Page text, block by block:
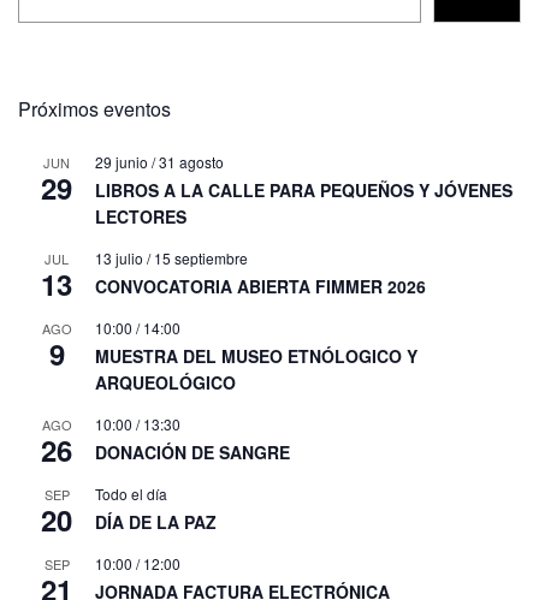
Próximos eventos
JUN
29
29 junio /31 agosto
LIBROS A LA CALLE PARA PEQUEÑOS Y JÓVENES
LECTORES
JUL
13
13 julio /15 septiembre
CONVOCATORIA ABIERTA FIMMER 2026
AGO
9
10:00 /14:00
MUESTRA DEL MUSEO ETNÓLOGICO Y
ARQUEOLÓGICO
AGO
26
10:00 /13:30
DONACIÓN DE SANGRE
SEP
20
Todo el día
DÍA DE LA PAZ
SEP
21
10:00 /12:00
JORNADA FACTURA ELECTRÓNICA